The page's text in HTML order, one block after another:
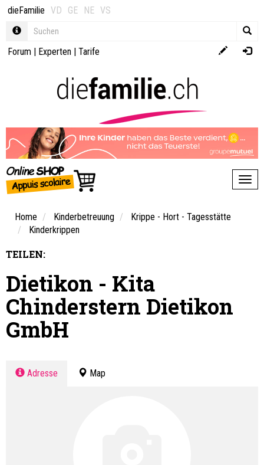
dieFamilie VD GE NE VS
Forum | Experten | Tarife
Home Kinderbetreuung
Krippe - Hort - Tagesstätte
Kinderkrippen
TEILEN:
Dietikon - Kita
Chinderstern Dietikon
GmbH
Adresse Map